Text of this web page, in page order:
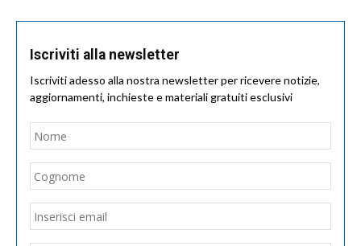
Iscriviti alla newsletter
Iscriviti adesso alla nostra newsletter per ricevere notizie,
aggiornamenti, inchieste e materiali gratuiti esclusivi
Nome
Email